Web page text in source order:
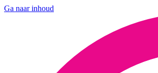
Ga naar inhoud